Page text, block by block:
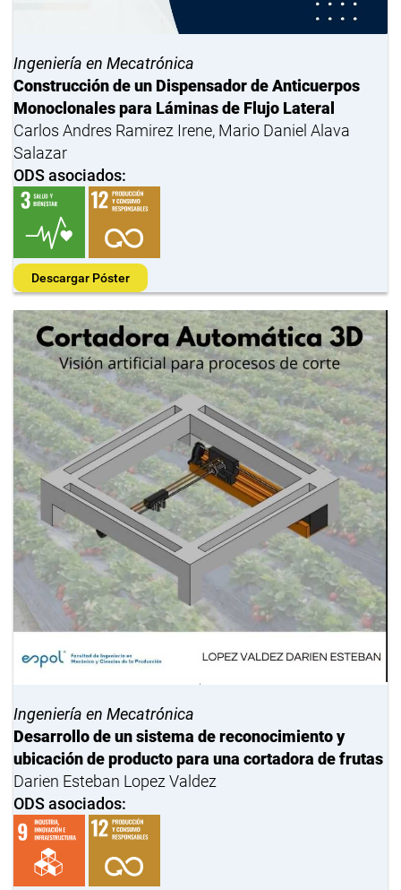
Ingeniería en Mecatrónica
Construcción de un Dispensador de Anticuerpos
Monoclonales para Láminas de Flujo Lateral
Carlos Andres Ramirez Irene, Mario Daniel Alava
Salazar
ODS asociados:
Descargar Póster
Ingeniería en Mecatrónica
Desarrollo de un sistema de reconocimiento y
ubicación de producto para una cortadora de frutas
Darien Esteban Lopez Valdez
ODS asociados: